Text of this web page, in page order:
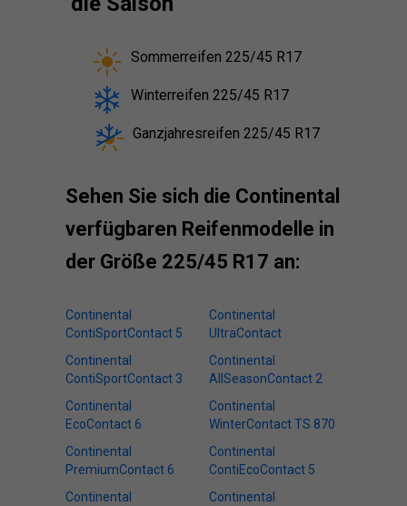
Sommerreifen 225/45 R17
Winterreifen 225/45 R17
Ganzjahresreifen 225/45 R17
Sehen Sie sich die Continental
verfügbaren Reifenmodelle in
der Größe 225/45 R17 an:
Continental
ContiSportContact 5
Continental
ContiSportContact 3
Continental
EcoContact 6
Continental
PremiumContact 6
Continental
Continental
UltraContact
Continental
AllSeasonContact 2
Continental
WinterContact TS 870
Continental
ContiEcoContact 5
Continental